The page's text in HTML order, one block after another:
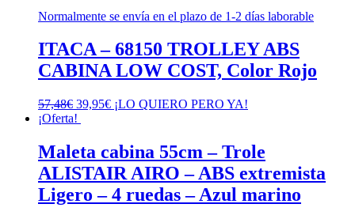
Normalmente se envía en el plazo de 1-2 días laborable
ITACA – 68150 TROLLEY ABS
CABINA LOW COST, Color Rojo
57,48€ El
precio
era:
57,48€.
39,95€El
es:
39,95€.
¡LO QUIERO PERO YA!
¡Oferta!
Maleta cabina 55cm – Trole
ALISTAIR AIRO – ABS extremista
Ligero – 4 ruedas – Azul marino